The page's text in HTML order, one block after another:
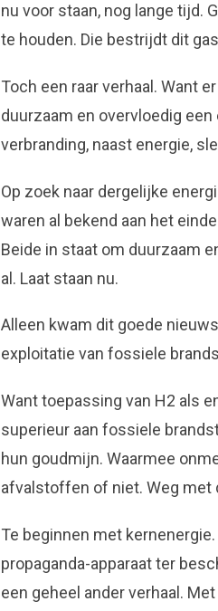
nu voor staan, nog lange tijd.
te houden. Die bestrijdt dit
Toch een raar verhaal. Want
duurzaam en overvloedig
verbranding, naast energie,
Op zoek naar dergelijke
waren al bekend aan het
Beide in staat om duurzaam
al. Laat staan nu.
Alleen kwam dit goede
exploitatie van fossiele
Want toepassing van H2 als
superieur aan fossiele
hun goudmijn. Waarmee
afvalstoffen of niet. Weg met
Te beginnen met
propaganda-apparaat ter
een geheel ander verhaal.